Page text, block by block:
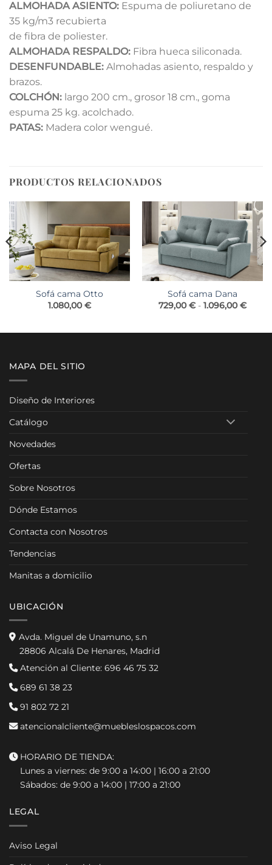
ALMOHADA ASIENTO: Espuma de poliuretano de
35 kg/m3 recubierta
de fibra de poliester.
ALMOHADA RESPALDO: Fibra hueca siliconada.
DESENFUNDABLE: Almohadas asiento, respaldo y
brazos.
COLCHÓN: largo 200 cm., grosor 18 cm., goma
espuma 25 kg. acolchado.
PATAS: Madera color wengué.
PRODUCTOS RELACIONADOS
Sofá cama Otto
1.080,00€
Sofá cama Dana
729,00€ - 1.096,00€
€
MAPA DEL SITIO
Diseño de Interiores
Catálogo
Novedades
Ofertas
Sobre Nosotros
Dónde Estamos
Contacta con Nosotros
Tendencias
Manitas a domicilio
UBICACIÓN
Avda. Miguel de Unamuno, s.n
28806 Alcalá De Henares, Madrid
Atención al Cliente: 696 46 75 32
689 61 38 23
91 802 72 21
atencionalcliente@muebleslospacos.com
HORARIO DE TIENDA:
Lunes a viernes: de 9:00 a 14:00 | 16:00 a 21:00
Sábados: de 9:00 a 14:00 | 17:00 a 21:00
LEGAL
Aviso Legal